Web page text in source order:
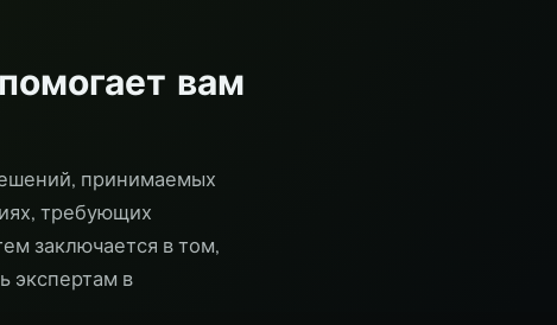
вам
принимаемых
требующих
заключается в том,
экспертам в